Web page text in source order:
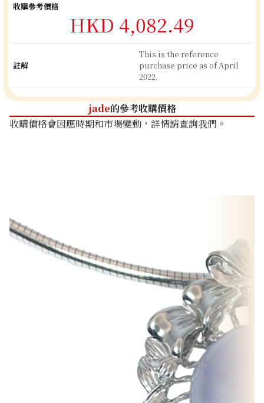
收購參考價格
HKD 4,082.49
註解
This is the reference
purchase price as of April
2022.
jade的參考收購價格
收購價格會因應時期和市場變動，詳情請查詢我們。